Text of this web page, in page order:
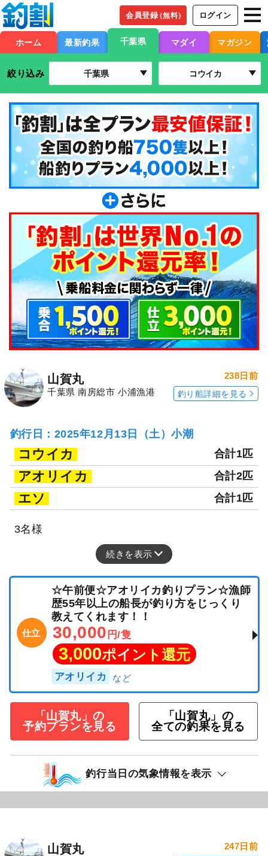
会員登録（無料） ログイン
ホーム 最新釣果 千葉県 マダイ マガジン
絞り込み 千葉県 コウイカ
山賀丸
千葉県 南房総市 小浦漁港
238日前
釣り船詳細を見る
釣行日：2025年12月13日（土）小潮
コウイカ 合計1匹
アオリイカ 合計2匹
エソ 合計1匹
3名様
続きを表示
仕立
☆午前便☆アオリイカ釣りプラン☆漁師
歴55年以上の船長が釣り方をじっくり
教えてくれます！！
30,000 円/隻
3,000ポイント還元
アオリイカ
「山賀丸」の
予約プランを見る
「山賀丸」の
全ての釣果を見る
釣行当日の気象情報を表示
山賀丸 247日前